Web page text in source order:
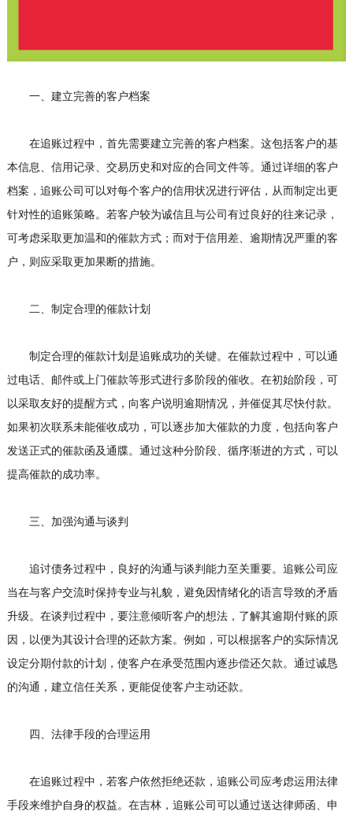
一、建立完善的客户档案
在追账过程中，首先需要建立完善的客户档案。这包括客户的基
本信息、信用记录、交易历史和对应的合同文件等。通过详细的客户
档案，追账公司可以对每个客户的信用状况进行评估，从而制定出更
针对性的追账策略。若客户较为诚信且与公司有过良好的往来记录，
可考虑采取更加温和的催款方式；而对于信用差、逾期情况严重的客
户，则应采取更加果断的措施。
二、制定合理的催款计划
制定合理的催款计划是追账成功的关键。在催款过程中，可以通
过电话、邮件或上门催款等形式进行多阶段的催收。在初始阶段，可
以采取友好的提醒方式，向客户说明逾期情况，并催促其尽快付款。
如果初次联系未能催收成功，可以逐步加大催款的力度，包括向客户
发送正式的催款函及通牒。通过这种分阶段、循序渐进的方式，可以
提高催款的成功率。
三、加强沟通与谈判
追讨债务过程中，良好的沟通与谈判能力至关重要。追账公司应
当在与客户交流时保持专业与礼貌，避免因情绪化的语言导致的矛盾
升级。在谈判过程中，要注意倾听客户的想法，了解其逾期付账的原
因，以便为其设计合理的还款方案。例如，可以根据客户的实际情况
设定分期付款的计划，使客户在承受范围内逐步偿还欠款。通过诚恳
的沟通，建立信任关系，更能促使客户主动还款。
四、法律手段的合理运用
在追账过程中，若客户依然拒绝还款，追账公司应考虑运用法律
手段来维护自身的权益。在吉林，追账公司可以通过送达律师函、申